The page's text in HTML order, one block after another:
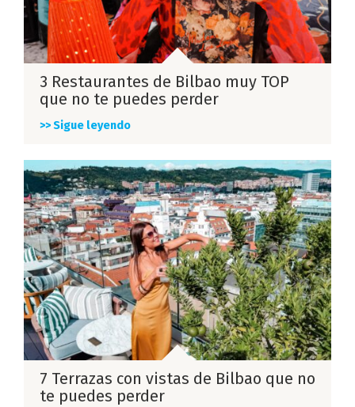
3 Restaurantes de Bilbao muy TOP
que no te puedes perder
>> Sigue leyendo
7 Terrazas con vistas de Bilbao que no
te puedes perder